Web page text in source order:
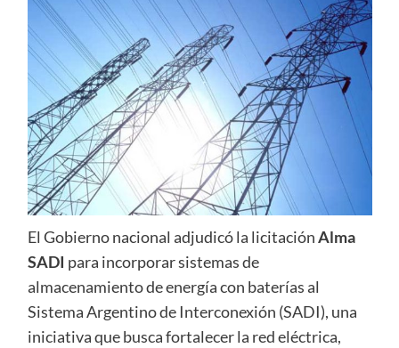
El Gobierno nacional adjudicó la licitaciónAlma
SADI para incorporar sistemas de
almacenamiento de energía con baterías al
Sistema Argentino de Interconexión (SADI), una
iniciativa que busca fortalecer la red eléctrica,